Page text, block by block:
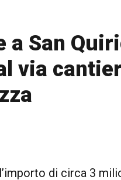
a San
via
di circa 3